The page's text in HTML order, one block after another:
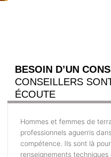
BESOIN D’UN
CONSEILLERS
ÉCOUTE
Hommes et femmes de
professionnels aguerris
compétence. Ils sont là
renseignements